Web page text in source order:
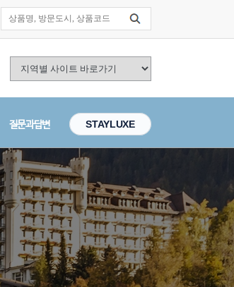
질문과답변 STAYLUXE